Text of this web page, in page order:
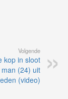
Volgende
kop in sloot
(24) uit
(video)